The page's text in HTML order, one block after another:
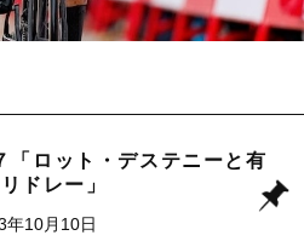
「ロット・デステニーと有
ドレー」
年10月10日